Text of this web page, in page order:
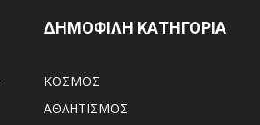
ΔΗΜΟΦΙΛΗ ΚΑΤΗΓΟΡΙΑ
ΚΟΣΜΟΣ
ΑΘΛΗΤΙΣΜΟΣ